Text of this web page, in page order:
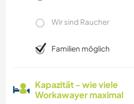
Wir sind Raucher
Familien möglich
Kapazität - wie viele
Workawayer maximal